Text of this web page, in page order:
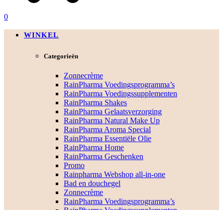
0
WINKEL
Categorieën
Zonnecrème
RainPharma Voedingsprogramma’s
RainPharma Voedingssupplementen
RainPharma Shakes
RainPharma Gelaatsverzorging
RainPharma Natural Make Up
RainPharma Aroma Special
RainPharma Essentiële Olie
RainPharma Home
RainPharma Geschenken
Promo
Rainpharma Webshop all-in-one
Bad en douchegel
Zonnecrème
RainPharma Voedingsprogramma’s